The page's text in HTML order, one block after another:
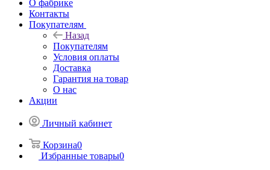
О фабрике
Контакты
Покупателям
Назад
Покупателям
Условия оплаты
Доставка
Гарантия на товар
О нас
Акции
Личный кабинет
Корзина0
Избранные товары0